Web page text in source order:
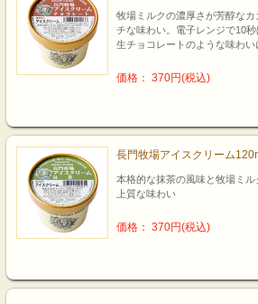
牧場ミルクの濃厚さが芳醇な
チな味わい。電子レンジで10
生チョコレートのような味わい
価格： 370円(税込)
長門牧場アイスクリーム
本格的な抹茶の風味と牧場ミ
上質な味わい
価格： 370円(税込)